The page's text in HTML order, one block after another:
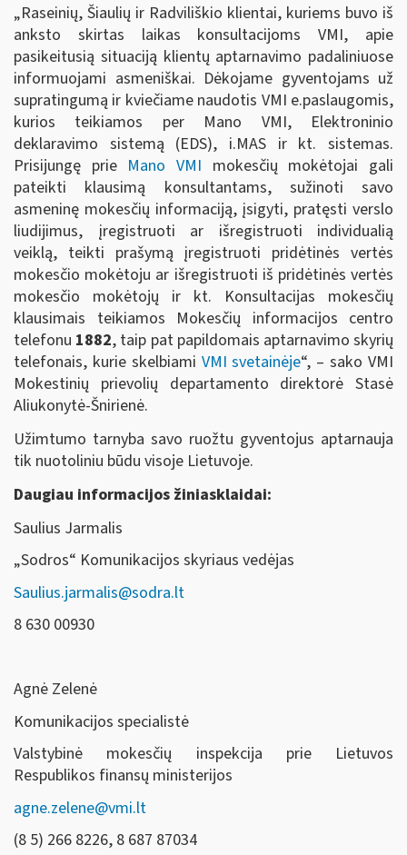
„Raseinių, Šiaulių ir Radviliškio klientai, kuriems buvo iš
anksto skirtas laikas konsultacijoms VMI, apie
pasikeitusią situaciją klientų aptarnavimo padaliniuose
informuojami asmeniškai. Dėkojame gyventojams už
supratingumą ir kviečiame naudotis VMI e.paslaugomis,
kurios teikiamos per Mano VMI, Elektroninio
deklaravimo sistemą (EDS), i.MAS ir kt. sistemas.
Prisijungę prie Mano VMI mokesčių mokėtojai gali
pateikti klausimą konsultantams, sužinoti savo
asmeninę mokesčių informaciją, įsigyti, pratęsti verslo
liudijimus, įregistruoti ar išregistruoti individualią
veiklą, teikti prašymą įregistruoti pridėtinės vertės
mokesčio mokėtoju ar išregistruoti iš pridėtinės vertės
mokesčio mokėtojų ir kt. Konsultacijas mokesčių
klausimais teikiamos Mokesčių informacijos centro
telefonu 1882, taip pat papildomais aptarnavimo skyrių
telefonais, kurie skelbiami VMI svetainėje“, – sako VMI
Mokestinių prievolių departamento direktorė Stasė
Aliukonytė-Šnirienė.
Užimtumo tarnyba savo ruožtu gyventojus aptarnauja
tik nuotoliniu būdu visoje Lietuvoje.
Daugiau informacijos žiniasklaidai:
Saulius Jarmalis
„Sodros“ Komunikacijos skyriaus vedėjas
Saulius.jarmalis@sodra.lt
8 630 00930
Agnė Zelenė
Komunikacijos specialistė
Valstybinė mokesčių inspekcija prie Lietuvos
Respublikos finansų ministerijos
agne.zelene@vmi.lt
(8 5) 266 8226, 8 687 87034